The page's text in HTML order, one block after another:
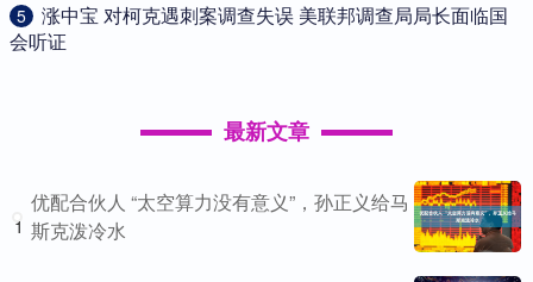
5
​涨中宝 对柯克遇刺案调查失误 美联邦调查局局长面临国
会听证
最新文章
1
优配合伙人 “太空算力没有意义”，孙正义给马
斯克泼冷水